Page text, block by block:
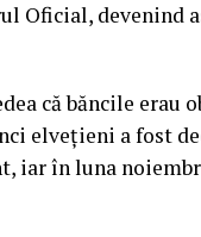
Oficial, devenind
că băncile erau
elveţieni a fost
iar în luna